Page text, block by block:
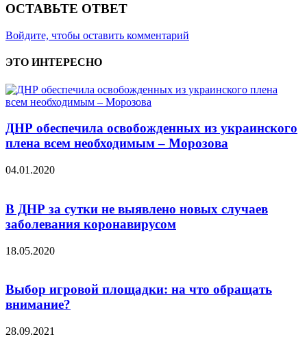
ОСТАВЬТЕ ОТВЕТ
Войдите, чтобы оставить комментарий
ЭТО ИНТЕРЕСНО
ДНР обеспечила освобожденных из украинского
плена всем необходимым – Морозова
04.01.2020
В ДНР за сутки не выявлено новых случаев
заболевания коронавирусом
18.05.2020
Выбор игровой площадки: на что обращать
внимание?
28.09.2021